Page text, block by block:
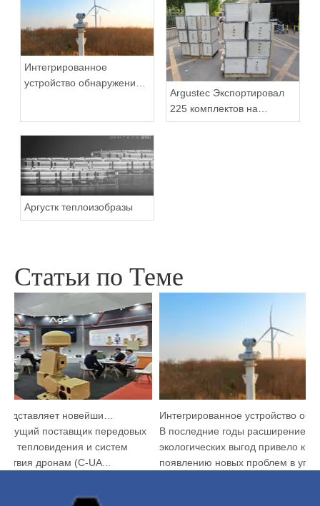
Интегрированное
устройство обнаружения и
Argustec Экспортировал
225 комплектов на
большие расстояния
Аргустк теплоизобразы
Статьи по Теме
Argustec представляет новейшие C-UAS и тепловые технологии в КЛ
поставщик передовых
тепловидения и систем
дронам (C-UA...
Интегрированное устройство обнаружения и отслеживания HP-PRS: панорамное видение защиты от птиц
В последние годы расширение
экологических выгод привело к
появлению новых проблем в